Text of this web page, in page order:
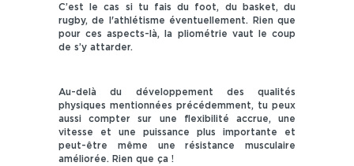
C’est le cas si tu fais du foot, du basket, du
rugby, de l'athlétisme éventuellement. Rien que
pour ces aspects-là, la pliométrie vaut le coup
de s’y attarder.
Au-delà du développement des qualités
physiques mentionnées précédemment, tu peux
aussi compter sur une flexibilité accrue, une
vitesse et une puissance plus importante et
peut-être même une résistance musculaire
améliorée. Rien que ça !